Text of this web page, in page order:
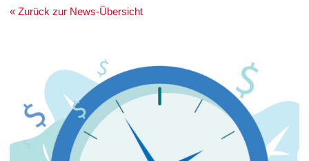
« Zurück zur News-Übersicht